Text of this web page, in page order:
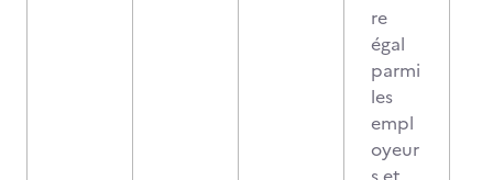
re
égal
parmi
les
empl
oyeur